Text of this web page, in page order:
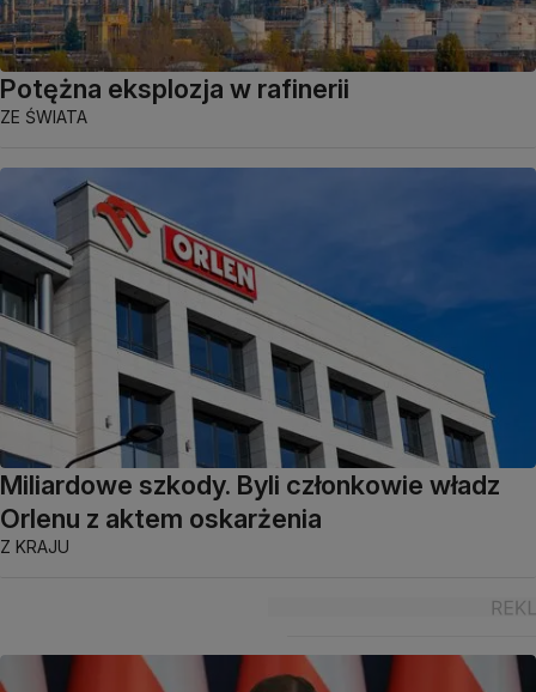
Potężna eksplozja w rafinerii
ZE ŚWIATA
Miliardowe szkody. Byli członkowie władz
Orlenu z aktem oskarżenia
Z KRAJU